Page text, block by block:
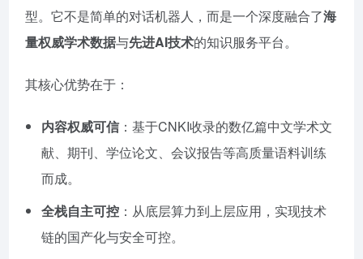
型。它不是简单的对话机器人，而是一个深度融合了海
量权威学术数据与先进AI技术的知识服务平台。
其核心优势在于：
内容权威可信 ：基于CNKI收录的数亿篇中文学术文
献、期刊、学位论文、会议报告等高质量语料训练
而成。
全栈自主可控 ：从底层算力到上层应用，实现技术
链的国产化与安全可控。